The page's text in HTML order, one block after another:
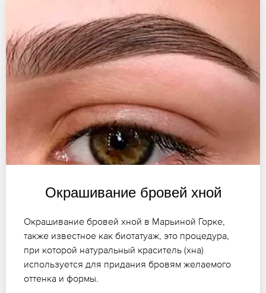
Окрашивание бровей хной
Окрашивание бровей хной в Марьиной Горке,
также известное как биотатуаж, это процедура,
при которой натуральный краситель (хна)
используется для придания бровям желаемого
оттенка и формы.